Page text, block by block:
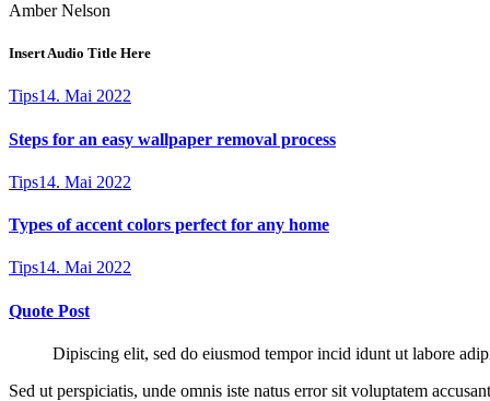
Amber Nelson
Insert Audio Title Here
Tips14. Mai 2022
Steps for an easy wallpaper removal process
Tips14. Mai 2022
Types of accent colors perfect for any home
Tips14. Mai 2022
Quote Post
Dipiscing elit, sed do eiusmod tempor incid idunt ut labore
Sed ut perspiciatis, unde omnis iste natus error sit voluptatem